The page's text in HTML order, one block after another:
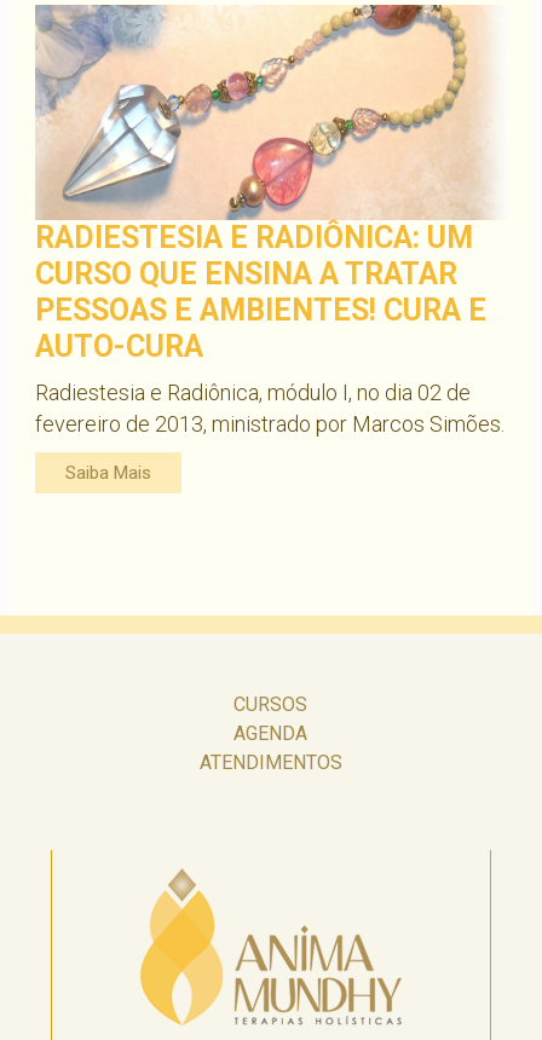
RADIESTESIA E RADIÔNICA: UM
CURSO QUE ENSINA A TRATAR
PESSOAS E AMBIENTES! CURA E
AUTO-CURA
Radiestesia e Radiônica, módulo I, no dia 02 de
fevereiro de 2013, ministrado por Marcos Simões.
Saiba Mais
CURSOS
AGENDA
ATENDIMENTOS